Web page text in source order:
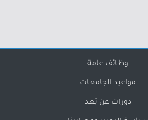
وظائف عامة
مواعيد الجامعات
دورات عن بُعد